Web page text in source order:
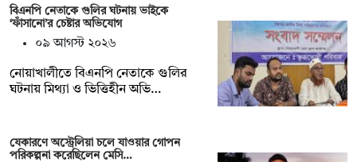
বিএনপি নেতাকে গুলির ঘটনায় ভাইকে
‘ফাঁসানো’র চেষ্টার অভিযোগ
০৯ আগস্ট ২০২৬
নোয়াখালীতে বিএনপি নেতাকে গুলির
ঘটনায় মিথ্যা ও ভিত্তিহীন অভি…
যেকারণে অস্ট্রেলিয়া চলে যাওয়ার গোপন
পরিকল্পনা করেছিলেন মেসি…